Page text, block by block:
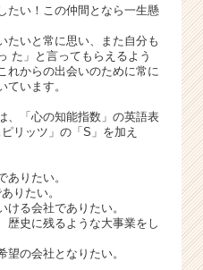
たい！この仲間となら一生懸
たいと常に思い、また自分も
た」と言ってもらえるよう
れからの出会いのために常に
ています。
、「心の知能指数」の英語表
リッツ」の「S」を加え
りたい。
りたい。
る会社でありたい。
歴史に残るような大事業をし
の会社となりたい。